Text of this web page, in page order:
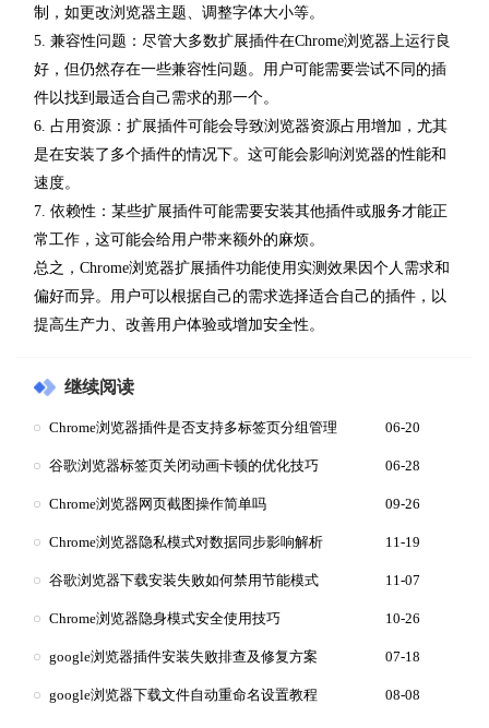
制，如更改浏览器主题、调整字体大小等。
5. 兼容性问题：尽管大多数扩展插件在Chrome浏览器上运行良
好，但仍然存在一些兼容性问题。用户可能需要尝试不同的插
件以找到最适合自己需求的那一个。
6. 占用资源：扩展插件可能会导致浏览器资源占用增加，尤其
是在安装了多个插件的情况下。这可能会影响浏览器的性能和
速度。
7. 依赖性：某些扩展插件可能需要安装其他插件或服务才能正
常工作，这可能会给用户带来额外的麻烦。
总之，Chrome浏览器扩展插件功能使用实测效果因个人需求和
偏好而异。用户可以根据自己的需求选择适合自己的插件，以
提高生产力、改善用户体验或增加安全性。
继续阅读
Chrome浏览器插件是否支持多标签页分组管理 06-20
谷歌浏览器标签页关闭动画卡顿的优化技巧 06-28
Chrome浏览器网页截图操作简单吗 09-26
Chrome浏览器隐私模式对数据同步影响解析 11-19
谷歌浏览器下载安装失败如何禁用节能模式 11-07
Chrome浏览器隐身模式安全使用技巧 10-26
google浏览器插件安装失败排查及修复方案 07-18
google浏览器下载文件自动重命名设置教程 08-08